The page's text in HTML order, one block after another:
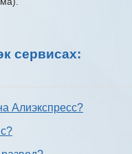
сервисах:
Алиэкспресс?